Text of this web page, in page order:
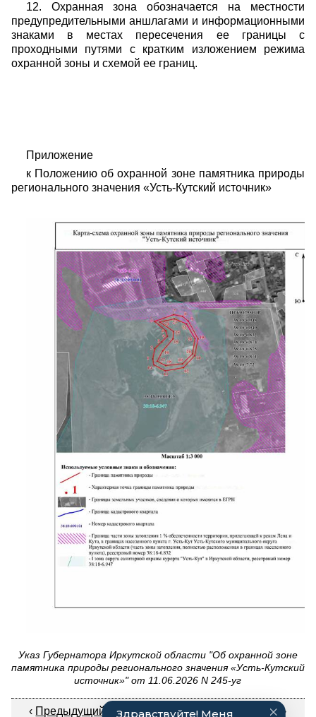
12. Охранная зона обозначается на местности
предупредительными аншлагами и информационными
знаками в местах пересечения ее границы с
проходными путями с кратким изложением режима
охранной зоны и схемой ее границ.
Приложение
к Положению об охранной зоне памятника природы
регионального значения «Усть-Кутский источник»
Указ Губернатора Иркутской области "Об охранной зоне
памятника природы регионального значения «Усть-Кутский
источник»" от 11.06.2026 N 245-уг
‹ Предыдущий документ|Следующий документ ›